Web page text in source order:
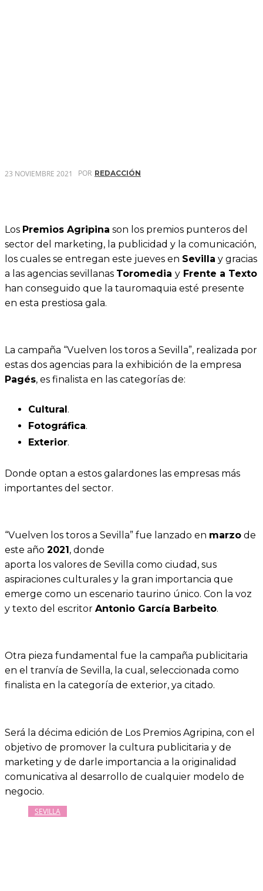
23 NOVIEMBRE 2021 POR REDACCIÓN
Los Premios Agripina son los premios punteros del
sector del marketing, la publicidad y la comunicación,
los cuales se entregan este jueves en Sevilla y gracias
a las agencias sevillanas Toromedia y Frente a Texto
han conseguido que la tauromaquia esté presente
en esta prestiosa gala.
La campaña “Vuelven los toros a Sevilla”, realizada por
estas dos agencias para la exhibición de la empresa
Pagés, es finalista en las categorías de:
Cultural .
Fotográfica.
Exterior.
Donde optan a estos galardones las empresas más
importantes del sector.
“Vuelven los toros a Sevilla” fue lanzado en marzo de
este año 2021 , donde
aporta los valores de Sevilla como ciudad, sus
aspiraciones culturales y la gran importancia que
emerge como un escenario taurino único. Con la voz
y texto del escritor Antonio García Barbeito.
Otra pieza fundamental fue la campaña publicitaria
en el tranvía de Sevilla, la cual, seleccionada como
finalista en la categoría de exterior, ya citado.
Será la décima edición de Los Premios Agripina, con el
objetivo de promover la cultura publicitaria y de
marketing y de darle importancia a la originalidad
comunicativa al desarrollo de cualquier modelo de
negocio.
SEVILLA